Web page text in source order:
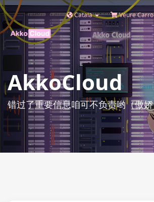
Català Veure Carro
AkkoCloud
错过了重要信息咱可不负责哟（傲娇